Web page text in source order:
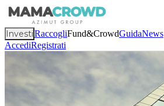
InvestiRaccogliFund&CrowdGuidaNews
AccediRegistrati